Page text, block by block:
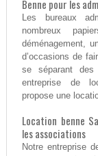
Benne pour les
Les bureaux
nombreux
déménagement,
d’occasions de
se séparant des
entreprise de
propose une
Location benne
les associations
Notre entreprise